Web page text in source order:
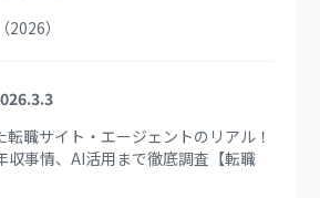
）
職サイト・エージェントのリアル！
収事情、AI活用まで徹底調査【転職